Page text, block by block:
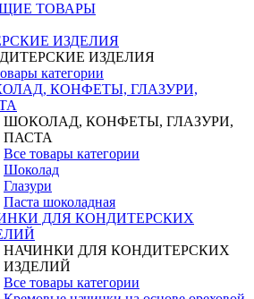
ТОВАРЫ
ИЗДЕЛИЯ
ИЗДЕЛИЯ
категории
КОНФЕТЫ, ГЛАЗУРИ,
ШОКОЛАД, КОНФЕТЫ, ГЛАЗУРИ,
ПАСТА
Все товары категории
Шоколад
Глазури
Паста шоколадная
ДЛЯ КОНДИТЕРСКИХ
НАЧИНКИ ДЛЯ КОНДИТЕРСКИХ
ИЗДЕЛИЙ
Все товары категории